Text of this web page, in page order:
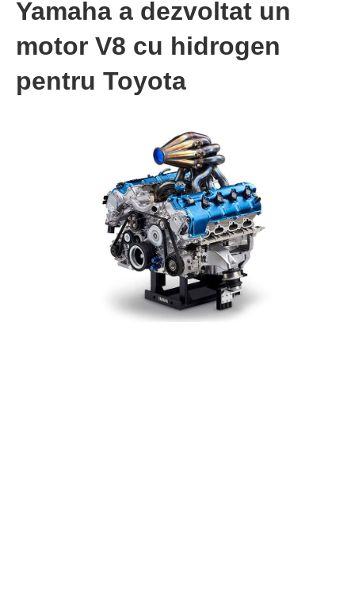
Yamaha a dezvoltat un
motor V8 cu hidrogen
pentru Toyota